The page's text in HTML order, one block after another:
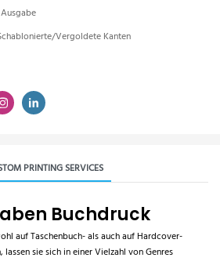
Vergoldete Kanten
PRINTING SERVICES
Buchdruck
auf Taschenbuch- als auch auf Hardcover-
sie sich in einer Vielzahl von Genres